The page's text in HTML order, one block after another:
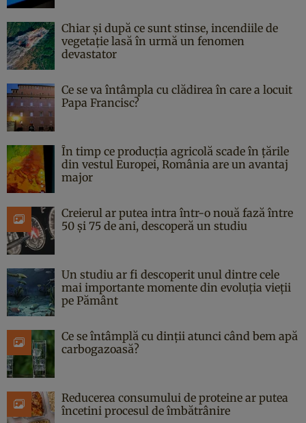
Chiar și după ce sunt stinse, incendiile de
vegetație lasă în urmă un fenomen
devastator
Ce se va întâmpla cu clădirea în care a locuit
Papa Francisc?
În timp ce producția agricolă scade în țările
din vestul Europei, România are un avantaj
major
Creierul ar putea intra într-o nouă fază între
50 și 75 de ani, descoperă un studiu
Un studiu ar fi descoperit unul dintre cele
mai importante momente din evoluția vieții
pe Pământ
Ce se întâmplă cu dinții atunci când bem apă
carbogazoasă?
Reducerea consumului de proteine ar putea
încetini procesul de îmbătrânire